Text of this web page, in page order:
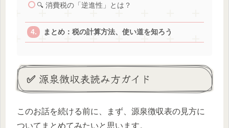
🔍 消費税の「逆進性」とは？
まとめ：税の計算方法、使い道を知ろう
✅ 源泉徴収表読み方ガイド
このお話を続ける前に、まず、源泉徴収表の見方に
ついてまとめてみたいと思います。